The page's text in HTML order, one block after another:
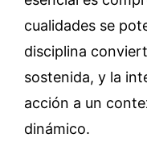
cualidades se
disciplina
sostenida, y la
acción a un
dinámico.